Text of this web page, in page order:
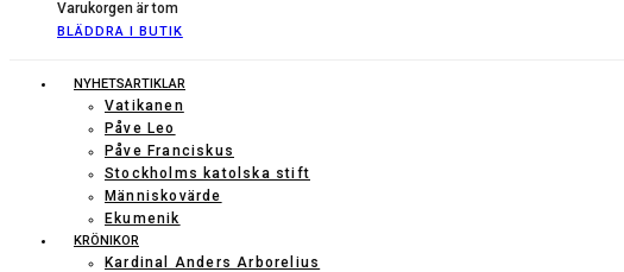
Varukorgen är tom
BLÄDDRA I BUTIK
NYHETSARTIKLAR
Vatikanen
Påve Leo
Påve Franciskus
Stockholms katolska stift
Människovärde
Ekumenik
KRÖNIKOR
Kardinal Anders Arborelius